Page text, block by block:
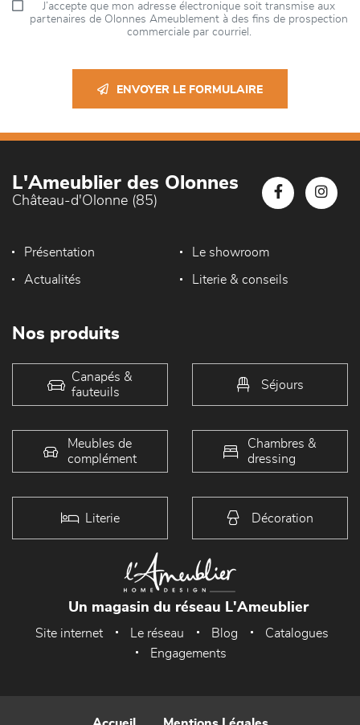
J’accepte que mon adresse électronique soit transmise aux
partenaires de Olonnes Ameublement à des fins de prospection
commerciale par courriel.
ENVOYER LE FORMULAIRE
L'Ameublier des Olonnes
Château-d'Olonne (85)
Présentation Le showroom
Actualités Literie & conseils
Nos produits
Canapés &
fauteuils
Séjours
Meubles de
complément
Chambres &
dressing
Literie Décoration
Un magasin du réseau L'Ameublier
Site internet Le réseau Blog
Catalogues
Engagements